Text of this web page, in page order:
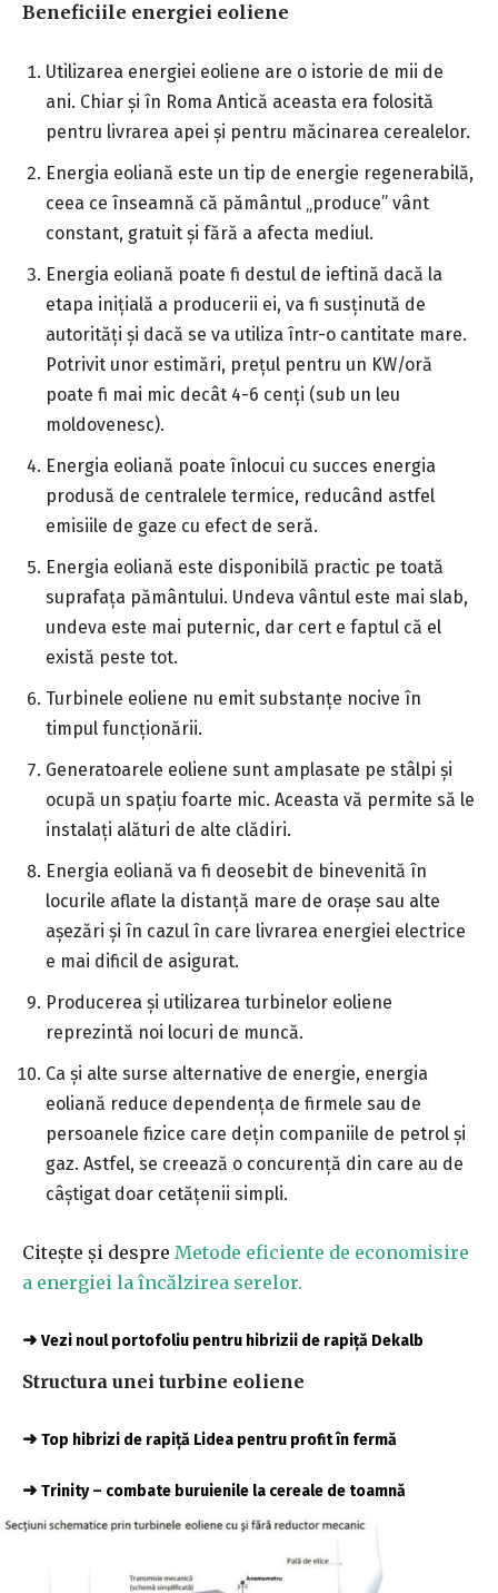
Beneficiile energiei eoliene
Utilizarea energiei eoliene are o istorie de mii de
ani. Chiar și în Roma Antică aceasta era folosită
pentru livrarea apei și pentru măcinarea cerealelor.
Energia eoliană este un tip de energie regenerabilă,
ceea ce înseamnă că pământul „produce” vânt
constant, gratuit și fără a afecta mediul.
Energia eoliană poate fi destul de ieftină dacă la
etapa inițială a producerii ei, va fi susținută de
autorități și dacă se va utiliza într-o cantitate mare.
Potrivit unor estimări, prețul pentru un KW/oră
poate fi mai mic decât 4-6 cenți (sub un leu
moldovenesc).
Energia eoliană poate înlocui cu succes energia
produsă de centralele termice, reducând astfel
emisiile de gaze cu efect de seră.
Energia eoliană este disponibilă practic pe toată
suprafața pământului. Undeva vântul este mai slab,
undeva este mai puternic, dar cert e faptul că el
există peste tot.
Turbinele eoliene nu emit substanțe nocive în
timpul funcționării.
Generatoarele eoliene sunt amplasate pe stâlpi și
ocupă un spațiu foarte mic. Aceasta vă permite să le
instalați alături de alte clădiri.
Energia eoliană va fi deosebit de binevenită în
locurile aflate la distanță mare de orașe sau alte
așezări și în cazul în care livrarea energiei electrice
e mai dificil de asigurat.
Producerea și utilizarea turbinelor eoliene
reprezintă noi locuri de muncă.
Ca și alte surse alternative de energie, energia
eoliană reduce dependența de firmele sau de
persoanele fizice care dețin companiile de petrol și
gaz. Astfel, se creează o concurență din care au de
câștigat doar cetățenii simpli.
Citește și despre Metode eficiente de economisire
a energiei la încălzirea serelor.
➜ Vezi noul portofoliu pentru hibrizii de rapiță Dekalb
Structura unei turbine eoliene
➜ Top hibrizi de rapiță Lidea pentru profit în fermă
➜ Trinity – combate buruienile la cereale de toamnă